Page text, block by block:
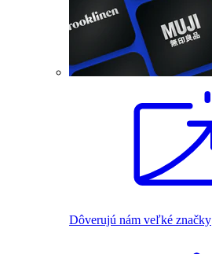
Dôverujú nám veľké značky